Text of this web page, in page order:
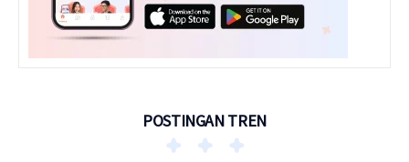
POSTINGAN TREN